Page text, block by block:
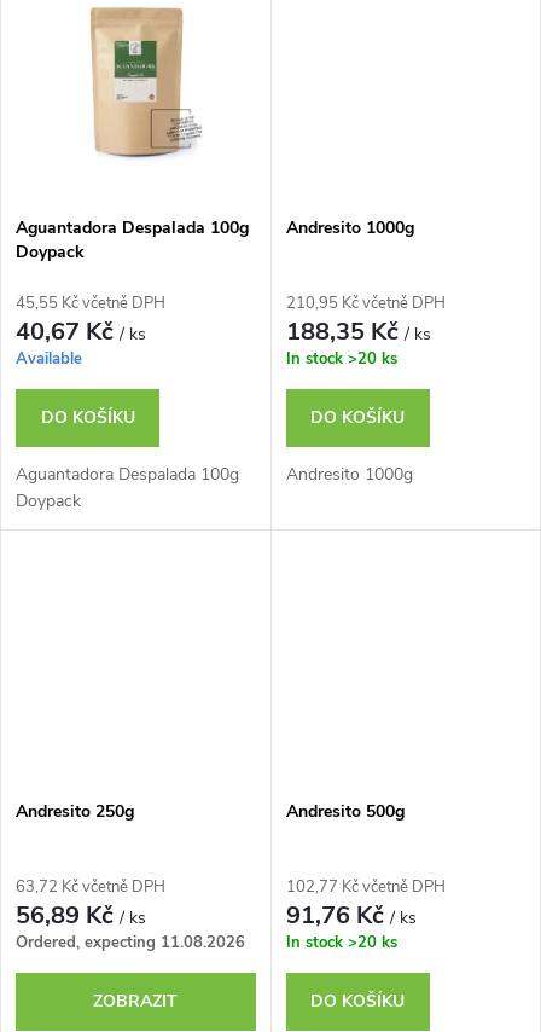
Aguantadora Despalada 100g
Doypack
45,55 Kč včetně DPH
40,67 Kč/ ks
Available
DO KOŠÍKU
Aguantadora Despalada 100g
Doypack
Andresito 1000g
210,95 Kč včetně DPH
188,35 Kč/ ks
In stock >20 ks
DO KOŠÍKU
Andresito 1000g
Andresito 250g
63,72 Kč včetně DPH
56,89 Kč/ ks
Ordered, expecting 11.08.2026
ZOBRAZIT
Andresito 500g
102,77 Kč včetně DPH
91,76 Kč/ ks
In stock >20 ks
DO KOŠÍKU